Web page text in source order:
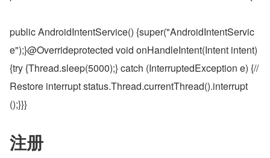
public AndroidIntentService() {super("AndroidIntentServic
e");}@Overrideprotected void onHandleIntent(Intent intent)
{try {Thread.sleep(5000);} catch (InterruptedException e) {//
Restore interrupt status.Thread.currentThread().interrupt
();}}}
注册